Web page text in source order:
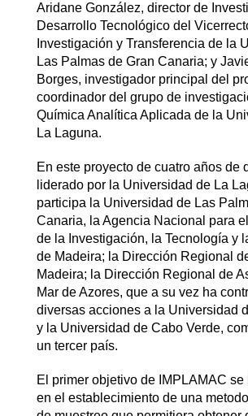
Aridane González, director de
Desarrollo Tecnológico del
Investigación y Transferencia de la
Las Palmas de Gran Canaria; y
Borges, investigador principal del
coordinador del grupo de
Química Analítica Aplicada de la
La Laguna.
En este proyecto de cuatro años de
liderado por la Universidad de La
participa la Universidad de Las
Canaria, la Agencia Nacional para
de la Investigación, la Tecnología y
de Madeira; la Dirección Regional
Madeira; la Dirección Regional de
Mar de Azores, que a su vez ha
diversas acciones a la Universidad
y la Universidad de Cabo Verde,
un tercer país.
El primer objetivo de IMPLAMAC se
en el establecimiento de una